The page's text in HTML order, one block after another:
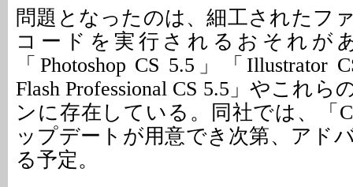
問題となったのは、細工されたフ
コードを実行されるおそれが
「Photoshop CS 5.5」「Illustrator
Flash Professional CS 5.5」やこれら
ンに存在している。同社では、「
ップデートが用意でき次第、アド
る予定。